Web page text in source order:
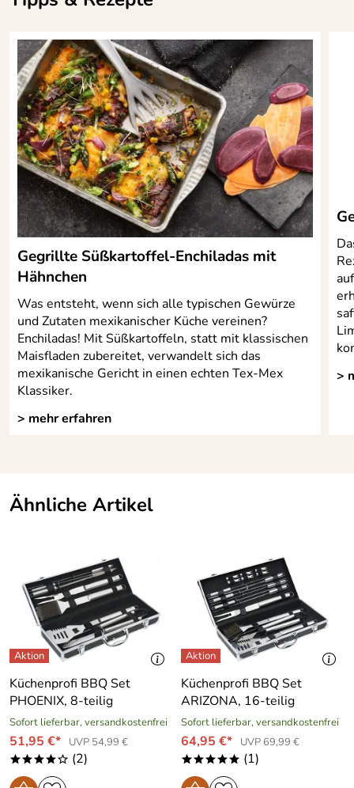
Gegrillte Süßkartoffel-Enchiladas mit
Hähnchen
Was entsteht, wenn sich alle typischen Gewürze
und Zutaten mexikanischer Küche vereinen?
Enchiladas! Mit Süßkartoffeln, statt mit klassischen
Maisfladen zubereitet, verwandelt sich das
mexikanische Gericht in einen echten Tex-Mex
Klassiker.
> mehr erfahren
>
Ähnliche Artikel
Küchenprofi BBQ Set
PHOENIX, 8-teilig
Sofort lieferbar, versandkostenfrei
51,95 €* UVP 54,99 €
****o (2)
Küchenprofi BBQ Set
ARIZONA, 16-teilig
Sofort lieferbar, versandkostenfrei
64,95 €* UVP 69,99 €
***** (1)